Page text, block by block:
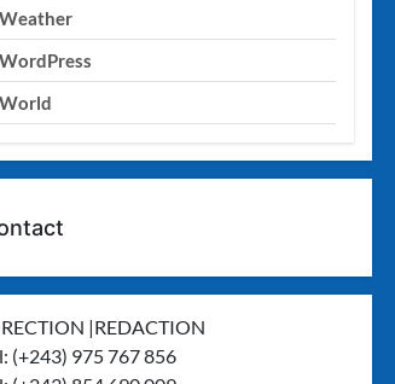
Weather
WordPress
World
|REDACTION
(+243) 975 767 856